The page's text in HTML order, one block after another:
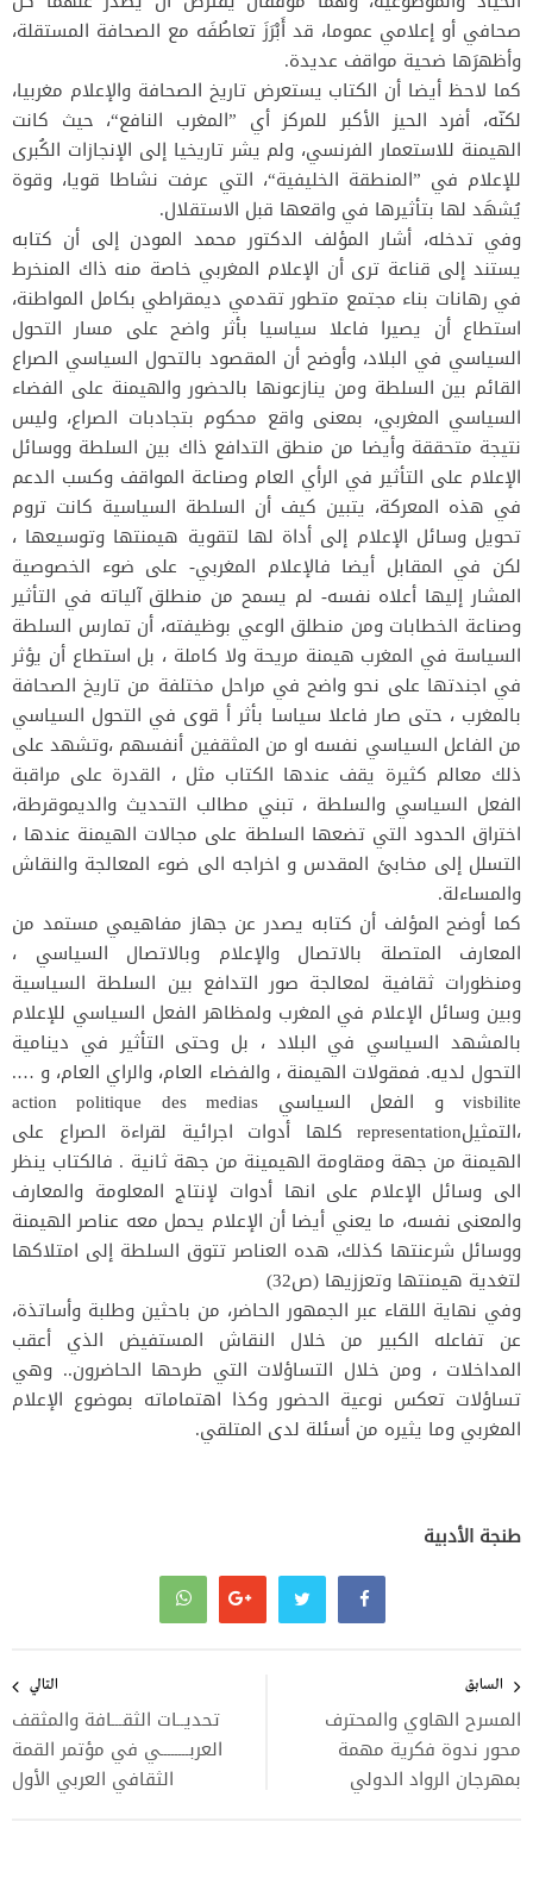
صحافي أو إعلامي عموما، قد أَبْرَزَ تعاطُفَه مع الصحافة المستقلة،
وأظهرَها ضحية مواقف عديدة.
كما لاحظ أيضا أن الكتاب يستعرض تاريخ الصحافة والإعلام مغربيا،
لكنّه، أفرد الحيز الأكبر للمركز أي ”المغرب النافع“، حيث كانت
الهيمنة للاستعمار الفرنسي، ولم يشر تاريخيا إلى الإنجازات الكُبرى
للإعلام في ”المنطقة الخليفية“، التي عرفت نشاطا قويا، وقوة
يُشهَد لها بتأثيرها في واقعها قبل الاستقلال.
وفي تدخله، أشار المؤلف الدكتور محمد المودن إلى أن كتابه
يستند إلى قناعة ترى أن الإعلام المغربي خاصة منه ذاك المنخرط
في رهانات بناء مجتمع متطور تقدمي ديمقراطي بكامل المواطنة،
استطاع أن يصيرا فاعلا سياسيا بأثر واضح على مسار التحول
السياسي في البلاد، وأوضح أن المقصود بالتحول السياسي الصراع
القائم بين السلطة ومن ينازعونها بالحضور والهيمنة على الفضاء
السياسي المغربي، بمعنى واقع محكوم بتجادبات الصراع، وليس
نتيجة متحققة وأيضا من منطق التدافع ذاك بين السلطة ووسائل
الإعلام على التأثير في الرأي العام وصناعة المواقف وكسب الدعم
في هذه المعركة، يتبين كيف أن السلطة السياسية كانت تروم
تحويل وسائل الإعلام إلى أداة لها لتقوية هيمنتها وتوسيعها ،
لكن في المقابل أيضا فالإعلام المغربي- على ضوء الخصوصية
المشار إليها أعلاه نفسه- لم يسمح من منطلق آلياته في التأثير
وصناعة الخطابات ومن منطلق الوعي بوظيفته، أن تمارس السلطة
السياسة في المغرب هيمنة مريحة ولا كاملة ، بل استطاع أن يؤثر
في اجندتها على نحو واضح في مراحل مختلفة من تاريخ الصحافة
بالمغرب ، حتى صار فاعلا سياسا بأثر أ قوى في التحول السياسي
من الفاعل السياسي نفسه او من المثقفين أنفسهم ،وتشهد على
ذلك معالم كثيرة يقف عندها الكتاب مثل ، القدرة على مراقبة
الفعل السياسي والسلطة ، تبني مطالب التحديث والديموقرطة،
اختراق الحدود التي تضعها السلطة على مجالات الهيمنة عندها ،
التسلل إلى مخابئ المقدس و اخراجه الى ضوء المعالجة والنقاش
والمساءلة.
كما أوضح المؤلف أن كتابه يصدر عن جهاز مفاهيمي مستمد من
المعارف المتصلة بالاتصال والإعلام وبالاتصال السياسي ،
ومنظورات ثقافية لمعالجة صور التدافع بين السلطة السياسية
وبين وسائل الإعلام في المغرب ولمظاهر الفعل السياسي للإعلام
بالمشهد السياسي في البلاد ، بل وحتى التأثير في دينامية
التحول لديه. فمقولات الهيمنة ، والفضاء العام، والراي العام، و ….
visbilite و الفعل السياسي action politique des medias
،التمثيلrepresentation كلها أدوات اجرائية لقراءة الصراع على
الهيمنة من جهة ومقاومة الهيمينة من جهة ثانية . فالكتاب ينظر
الى وسائل الإعلام على انها أدوات لإنتاج المعلومة والمعارف
والمعنى نفسه، ما يعني أيضا أن الإعلام يحمل معه عناصر الهيمنة
ووسائل شرعنتها كذلك، هده العناصر تتوق السلطة إلى امتلاكها
لتغدية هيمنتها وتعززيها (ص32)
وفي نهاية اللقاء عبر الجمهور الحاضر، من باحثين وطلبة وأساتذة،
عن تفاعله الكبير من خلال النقاش المستفيض الذي أعقب
المداخلات ، ومن خلال التساؤلات التي طرحها الحاضرون.. وهي
تساؤلات تعكس نوعية الحضور وكذا اهتماماته بموضوع الإعلام
المغربي وما يثيره من أسئلة لدى المتلقي.
طنجة الأدبية
المقالات
السابق
المسرح الهاوي والمحترف
محور ندوة فكرية مهمة
بمهرجان الرواد الدولي
التالي
تحديــات الثقـــافة والمثقف
العربــــــــي في مؤتمر القمة
الثقافي العربي الأول